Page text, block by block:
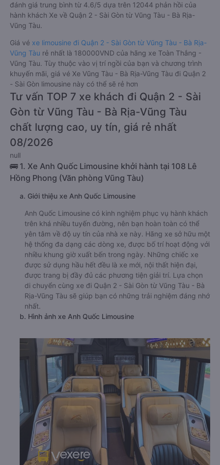
đánh giá trung bình từ 4.6/5 dựa trên 12044 phản hồi của
hành khách Xe về Quận 2 - Sài Gòn từ Vũng Tàu - Bà Rịa-
Vũng Tàu.
Giá vé xe limousine đi Quận 2 - Sài Gòn từ Vũng Tàu - Bà Rịa-
Vũng Tàu rẻ nhất là 180000VND của hãng xe Toàn Thắng -
Vũng Tàu. Tùy thuộc vào vị trí ngồi của bạn và chương trình
khuyến mãi, giá vé Xe Vũng Tàu - Bà Rịa-Vũng Tàu đi Quận 2
- Sài Gòn limousine này có thể sẽ rẻ hơn
Tư vấn TOP 7 xe khách đi Quận 2 - Sài
Gòn từ Vũng Tàu - Bà Rịa-Vũng Tàu
chất lượng cao, uy tín, giá rẻ nhất
08/2026
null
🚌 1. Xe Anh Quốc Limousine khởi hành tại 108 Lê
Hồng Phong (Văn phòng Vũng Tàu)
a. Giới thiệu xe Anh Quốc Limousine
Anh Quốc Limousine có kinh nghiệm phục vụ hành khách
trên khá nhiều tuyến đường, nên bạn hoàn toàn có thể
yên tâm về độ uy tín của nhà xe này. Hãng xe sở hữu một
hệ thống đa dạng các dòng xe, được bố trí hoạt động với
nhiều khung giờ xuất bến trong ngày. Những chiếc xe
được sử dụng hầu hết đều là xe mới, nội thất hiện đại,
được trang bị đầy đủ các phương tiện giải trí. Lựa chọn
di chuyển cùng xe đi Quận 2 - Sài Gòn từ Vũng Tàu - Bà
Rịa-Vũng Tàu sẽ giúp bạn có những trải nghiệm đáng nhớ
nhất.
b. Hình ảnh xe Anh Quốc Limousine